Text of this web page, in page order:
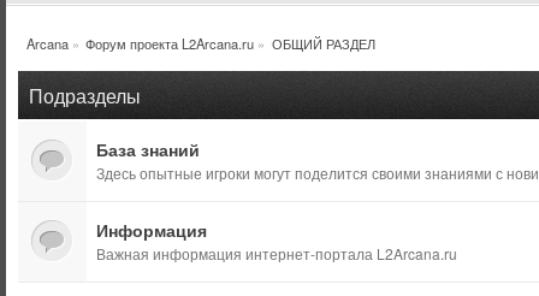
Arcana» Форум проекта L2Arcana.ru » ОБЩИЙ РАЗДЕЛ
Подразделы
База знаний
Здесь опытные игроки могут поделится своими знаниями с
Информация
Важная информация интернет-портала L2Arcana.ru